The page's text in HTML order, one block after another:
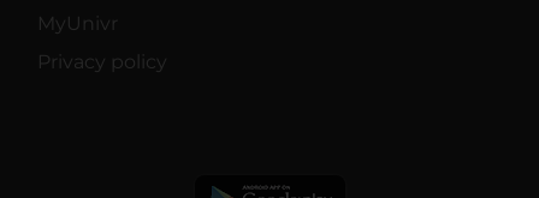
MyUnivr
Privacy policy